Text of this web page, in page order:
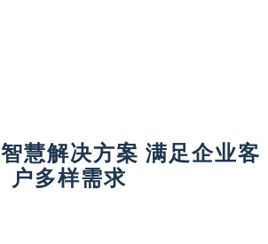
智慧解决方案 满足企业客
户多样需求